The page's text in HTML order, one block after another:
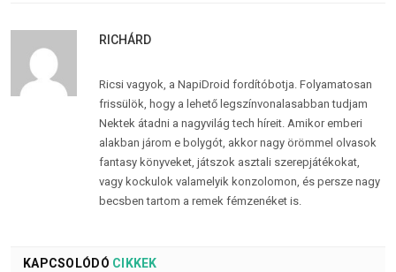
RICHÁRD
Ricsi vagyok, a NapiDroid fordítóbotja. Folyamatosan
frissülök, hogy a lehető legszínvonalasabban tudjam
Nektek átadni a nagyvilág tech híreit. Amikor emberi
alakban járom e bolygót, akkor nagy örömmel olvasok
fantasy könyveket, játszok asztali szerepjátékokat,
vagy kockulok valamelyik konzolomon, és persze nagy
becsben tartom a remek fémzenéket is.
KAPCSOLÓDÓ CIKKEK